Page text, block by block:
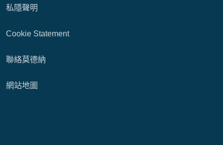
私隱聲明
Cookie Statement
聯絡莫德納
網站地圖